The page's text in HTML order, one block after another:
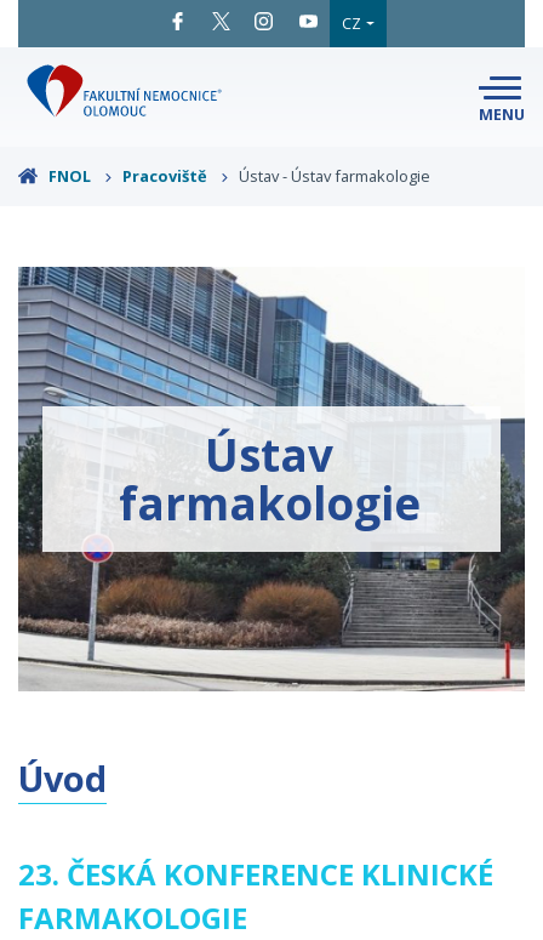
CZ
MENU
MAPAAREÁLU
NEMOCNICI
KONTAKTNÍINFORMACE
FNOL Pracoviště Ústav - Ústav farmakologie
Ústav
farmakologie
Úvod
23. ČESKÁ KONFERENCE KLINICKÉ
FARMAKOLOGIE